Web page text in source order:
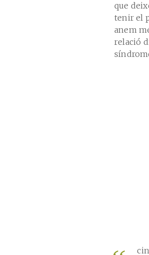
que
tenir el
anem
relació